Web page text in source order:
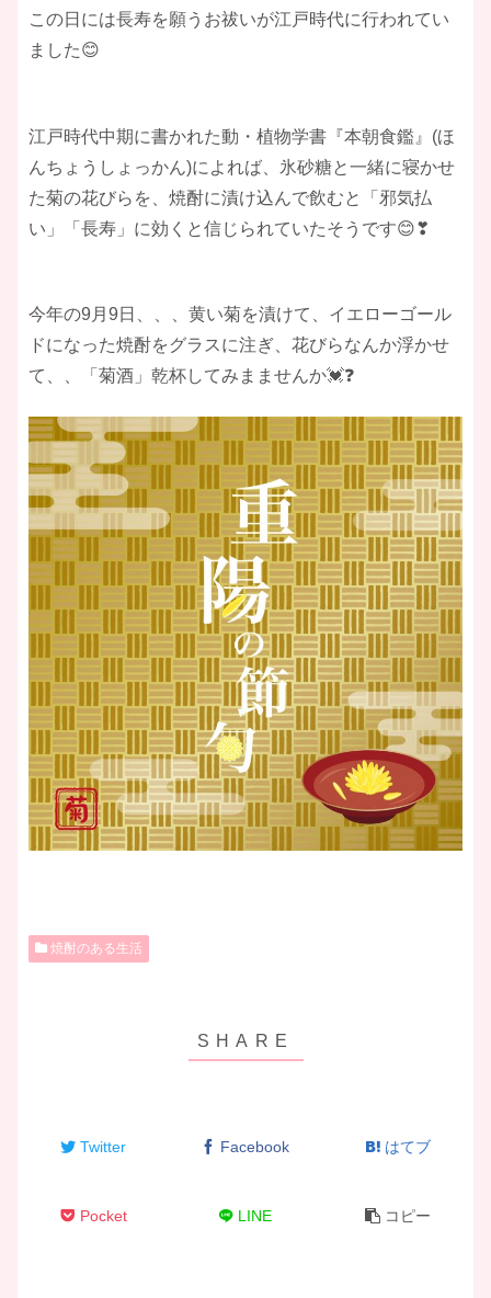
この日には長寿を願うお祓いが江戸時代に行われてい
ました😊
江戸時代中期に書かれた動・植物学書『本朝食鑑』(ほ
んちょうしょっかん)によれば、氷砂糖と一緒に寝かせ
た菊の花びらを、焼酎に漬け込んで飲むと「邪気払
い」「長寿」に効くと信じられていたそうです😊❣
今年の9月9日、、、黄い菊を漬けて、イエローゴール
ドになった焼酎をグラスに注ぎ、花びらなんか浮かせ
て、、「菊酒」乾杯してみまませんか💓❓
焼酎のある生活
Twitter Facebook はてブ
Pocket LINE コピー